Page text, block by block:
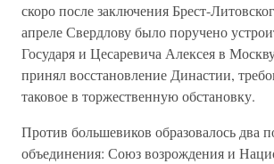
скоро после заключения Брест-
апреле Свердлову было поручено
Государя и Цесаревича Алексея в
принял восстановление Династии,
таковое в торжественную обстановку.
Против большевиков образовалось два
объединения: Союз возрождения и